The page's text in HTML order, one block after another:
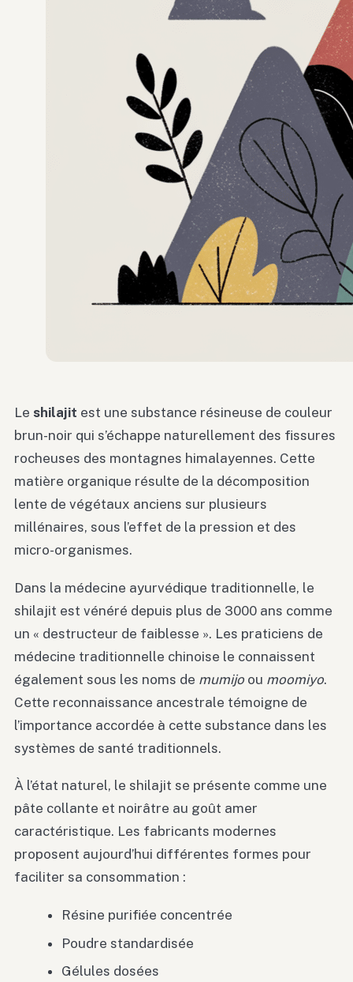
Le shilajit est une substance résineuse de couleur
brun-noir qui s’échappe naturellement des fissures
rocheuses des montagnes himalayennes. Cette
matière organique résulte de la décomposition
lente de végétaux anciens sur plusieurs
millénaires, sous l’effet de la pression et des
micro-organismes.
Dans la médecine ayurvédique traditionnelle, le
shilajit est vénéré depuis plus de 3000 ans comme
un « destructeur de faiblesse ». Les praticiens de
médecine traditionnelle chinoise le connaissent
également sous les noms de mumijo ou moomiyo.
Cette reconnaissance ancestrale témoigne de
l’importance accordée à cette substance dans les
systèmes de santé traditionnels.
À l’état naturel, le shilajit se présente comme une
pâte collante et noirâtre au goût amer
caractéristique. Les fabricants modernes
proposent aujourd’hui différentes formes pour
faciliter sa consommation :
Résine purifiée concentrée
Poudre standardisée
Gélules dosées